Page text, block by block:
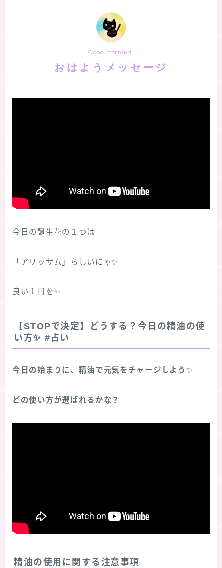
Good morning.
おはようメッセージ
今日の誕生花の１つは
「アリッサム」らしいにゃ✨
良い１日を✨
【STOPで決定】どうする？今日の精油の使
い方✨ #占い
今日の始まりに、精油で元気をチャージしよう ✨
どの使い方が選ばれるかな？
精油の使用に関する注意事項